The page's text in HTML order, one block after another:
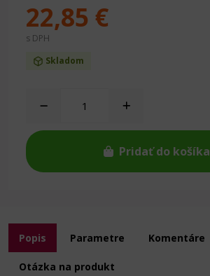
Skladom
22,85 €
s DPH
Pridať do košíka
Popis Parametre Komentáre
Otázka na produkt